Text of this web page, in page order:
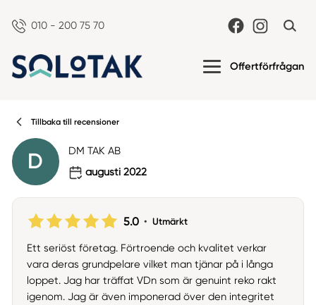
010 - 200 75 70
Offertförfrågan
Tillbaka till recensioner
D
DM TAK AB
augusti 2022
5.0 • Utmärkt
Ett seriöst företag. Förtroende och kvalitet verkar
vara deras grundpelare vilket man tjänar på i långa
loppet. Jag har träffat VDn som är genuint reko rakt
igenom. Jag är även imponerad över den integritet